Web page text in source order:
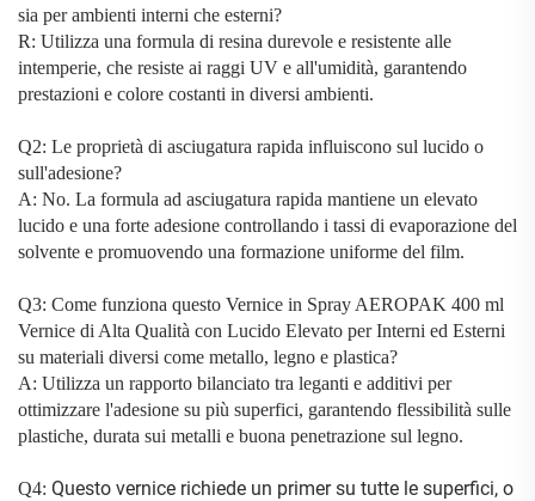
sia per ambienti interni che esterni?
R: Utilizza una formula di resina durevole e resistente alle
intemperie, che resiste ai raggi UV e all'umidità, garantendo
prestazioni e colore costanti in diversi ambienti.
Q2: Le proprietà di asciugatura rapida influiscono sul lucido o
sull'adesione?
A: No. La formula ad asciugatura rapida mantiene un elevato
lucido e una forte adesione controllando i tassi di evaporazione del
solvente e promuovendo una formazione uniforme del film.
Q3: Come funziona questo Vernice in Spray AEROPAK 400 ml
Vernice di Alta Qualità con Lucido Elevato per Interni ed Esterni
su materiali diversi come metallo, legno e plastica?
A: Utilizza un rapporto bilanciato tra leganti e additivi per
ottimizzare l'adesione su più superfici, garantendo flessibilità sulle
plastiche, durata sui metalli e buona penetrazione sul legno.
Q4: Questo vernice richiede un primer su tutte le superfici, o